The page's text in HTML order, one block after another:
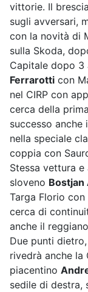
vittorie. Il
sugli avversari,
con la novità di
sulla Skoda,
Capitale dopo 3
Ferrarotti con
nel CIRP con
cerca della
successo anche
nella speciale
coppia con
Stessa vettura
sloveno Bostjan
Targa Florio
cerca di
anche il reggiano
Due punti
rivedrà anche
piacentino
sedile di destra,